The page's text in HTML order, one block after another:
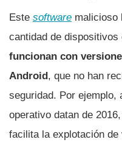
Este software malicioso
cantidad de dispositivos
funcionan con
Android, que no han
seguridad. Por ejemplo,
operativo datan de
facilita la explotación